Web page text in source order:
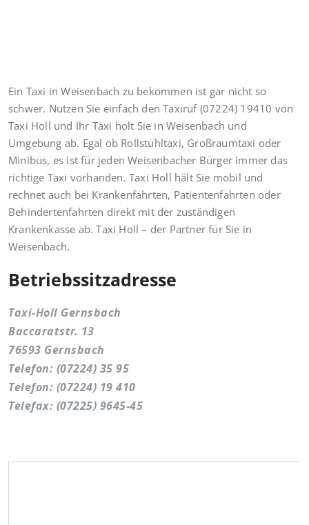
Ein Taxi in Weisenbach zu bekommen ist gar nicht so
schwer. Nutzen Sie einfach den Taxiruf (07224) 19410 von
Taxi Holl und Ihr Taxi holt Sie in Weisenbach und
Umgebung ab. Egal ob Rollstuhltaxi, Großraumtaxi oder
Minibus, es ist für jeden Weisenbacher Bürger immer das
richtige Taxi vorhanden. Taxi Holl hält Sie mobil und
rechnet auch bei Krankenfahrten, Patientenfahrten oder
Behindertenfahrten direkt mit der zuständigen
Krankenkasse ab. Taxi Holl – der Partner für Sie in
Weisenbach.
Betriebssitzadresse
Taxi-Holl Gernsbach
Baccaratstr. 13
76593 Gernsbach
Telefon: (07224) 35 95
Telefon: (07224) 19 410
Telefax: (07225) 9645-45